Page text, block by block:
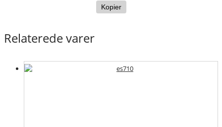
Kopier
Relaterede varer